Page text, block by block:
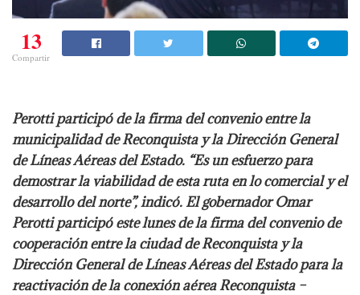
13
Compartir
Perotti participó de la firma del convenio entre la
municipalidad de Reconquista y la Dirección General
de Líneas Aéreas del Estado. “Es un esfuerzo para
demostrar la viabilidad de esta ruta en lo comercial y el
desarrollo del norte”, indicó. El gobernador Omar
Perotti participó este lunes de la firma del convenio de
cooperación entre la ciudad de Reconquista y la
Dirección General de Líneas Aéreas del Estado para la
reactivación de la conexión aérea Reconquista –